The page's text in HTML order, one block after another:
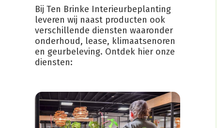
Bij Ten Brinke Interieurbeplanting
leveren wij naast producten ook
verschillende diensten waaronder
onderhoud, lease, klimaatsenoren
en geurbeleving. Ontdek hier onze
diensten: